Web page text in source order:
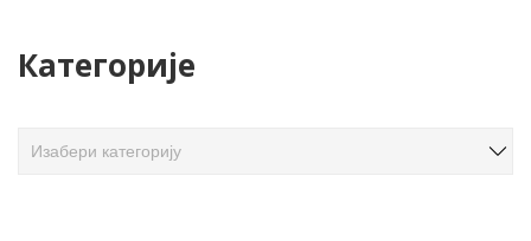
в
Категорије